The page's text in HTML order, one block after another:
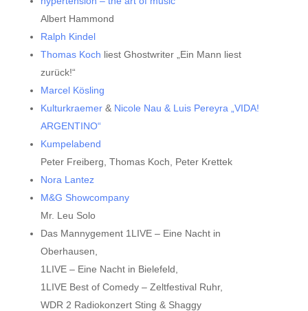
Albert Hammond
Ralph Kindel
Thomas Koch liest Ghostwriter „Ein Mann liest
zurück!“
Marcel Kösling
Kulturkraemer& Nicole Nau & Luis Pereyra „VIDA!
ARGENTINO“
Kumpelabend
Peter Freiberg, Thomas Koch, Peter Krettek
Nora Lantez
M&G Showcompany
Mr. Leu Solo
Das Mannygement 1LIVE – Eine Nacht in
Oberhausen,
1LIVE – Eine Nacht in Bielefeld,
1LIVE Best of Comedy – Zeltfestival Ruhr,
WDR 2 Radiokonzert Sting & Shaggy